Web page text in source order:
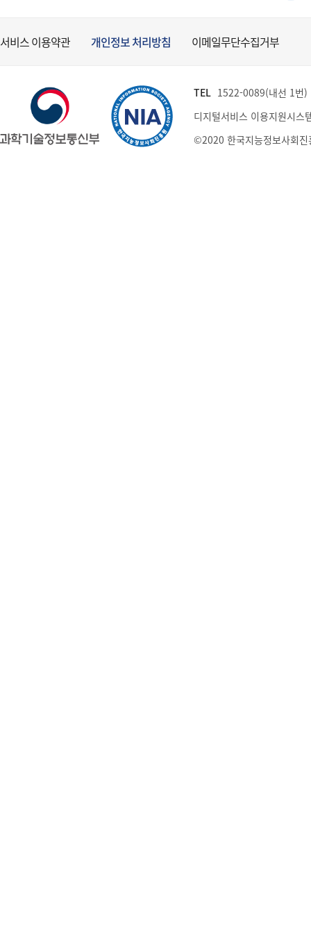
서비스 이용약관 개인정보 처리방침 이메일무단수집거부
TEL 1522-0089(내선 1번
디지털서비스 이용지원시스
©2020 한국지능정보사회진